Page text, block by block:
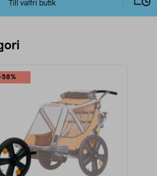
Till valfri butik
58%